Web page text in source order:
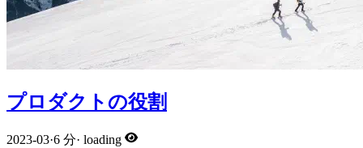
プロダクトの役割
2023-03·6 分· loading